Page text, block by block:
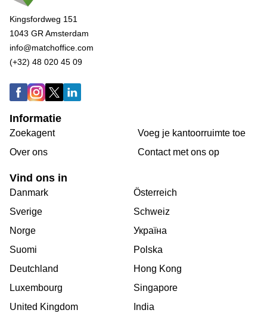
Kingsfordweg 151
1043 GR Amsterdam
info@matchoffice.com
(+32) 48 020 45 09
Informatie
Zoekagent
Over ons
Voeg je kantoorruimte toe
Сontact met ons op
Vind ons in
Danmark
Sverige
Norge
Suomi
Deutchland
Luxembourg
United Kingdom
Österreich
Schweiz
Україна
Polska
Hong Kong
Singapore
India